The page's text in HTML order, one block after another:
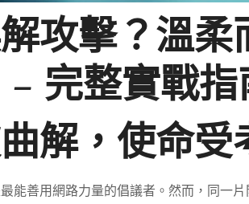
攻擊？溫柔
完整實戰
解，使命
能善用網路力量的倡議者。然而，同一